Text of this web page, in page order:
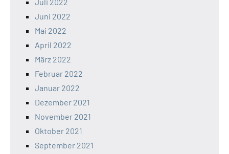
Juni 2022
Mai 2022
April 2022
März 2022
Februar 2022
Januar 2022
Dezember 2021
November 2021
Oktober 2021
September 2021